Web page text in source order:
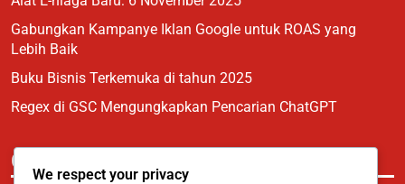
Gabungkan Kampanye Iklan Google untuk ROAS yang
Lebih Baik
Buku Bisnis Terkemuka di tahun 2025
Regex di GSC Mengungkapkan Pencarian ChatGPT
Categories
We respect your privacy